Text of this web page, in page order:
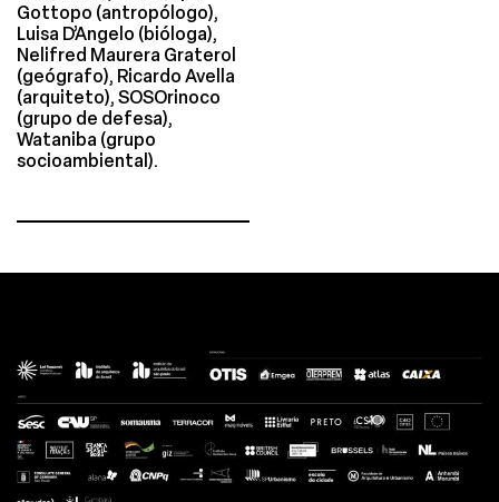
Gottopo (antropólogo),
Luisa D’Angelo (bióloga),
Nelifred Maurera Graterol
(geógrafo), Ricardo Avella
(arquiteto), SOSOrinoco
(grupo de defesa),
Wataniba (grupo
socioambiental).